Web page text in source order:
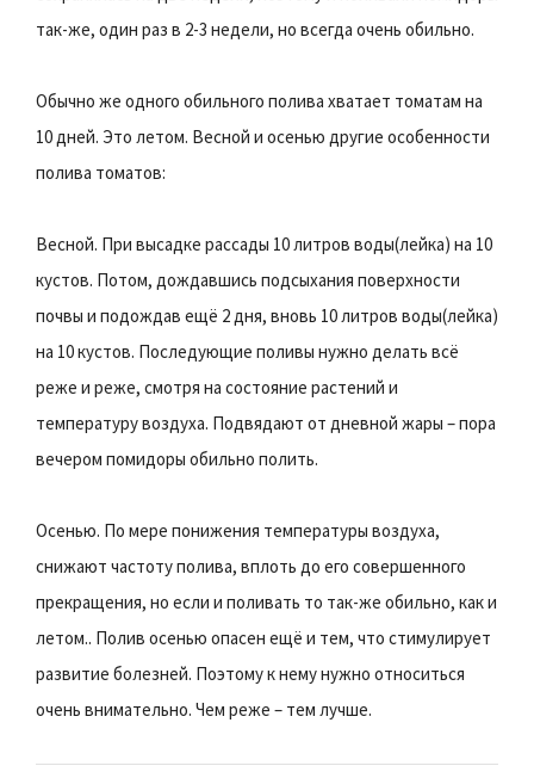
так-же, один раз в 2-3 недели, но всегда очень обильно.
Обычно же одного обильного полива хватает томатам на
10 дней. Это летом. Весной и осенью другие особенности
полива томатов:
Весной. При высадке рассады 10 литров воды(лейка) на 10
кустов. Потом, дождавшись подсыхания поверхности
почвы и подождав ещё 2 дня, вновь 10 литров воды(лейка)
на 10 кустов. Последующие поливы нужно делать всё
реже и реже, смотря на состояние растений и
температуру воздуха. Подвядают от дневной жары – пора
вечером помидоры обильно полить.
Осенью. По мере понижения температуры воздуха,
снижают частоту полива, вплоть до его совершенного
прекращения, но если и поливать то так-же обильно, как и
летом.. Полив осенью опасен ещё и тем, что стимулирует
развитие болезней. Поэтому к нему нужно относиться
очень внимательно. Чем реже – тем лучше.